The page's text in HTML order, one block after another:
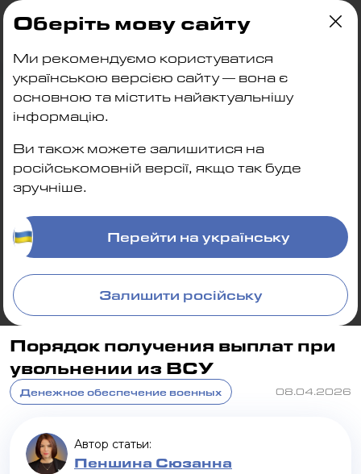
Главная | Блог | Порядок получения выплат при
Порядок получения выплат при
увольнении из ВСУ
Денежное обеспечение военных 08.04.2026
Автор статьи:
Пеншина Сюзанна
Оберіть мову сайту
Ми рекомендуємо користуватися
українською версією сайту — вона є
основною та містить найактуальнішу
інформацію.
Ви також можете залишитися на
російськомовній версії, якщо так буде
зручніше.
Перейти на українську
Залишити російську